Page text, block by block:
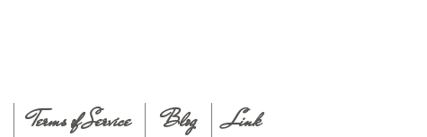
Terms of Service Blog Link